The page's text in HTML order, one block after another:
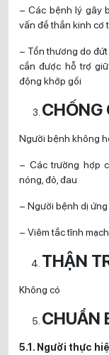
– Các bệnh lý gây
vấn đề thần kinh cơ
– Tổn thương do
cần được hỗ trợ
động khớp gối
CHỐNG
Người bệnh không
– Các trường hợp
nóng, đỏ, đau
– Người bệnh dị
– Viêm tắc tĩnh
THẬN
Không có
CHUẨN
5.1. Người thực